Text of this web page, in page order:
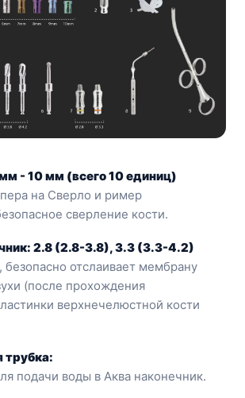
- 10 мм (всего 10 единиц)
на Сверло и ример
сверление кости.
2.8 (2.8-3.8), 3.3 (3.3-4.2)
безопасно отслаивает мембрану
(после прохождения
верхнечелюстной кости
трубка:
подачи воды в Аква наконечник.